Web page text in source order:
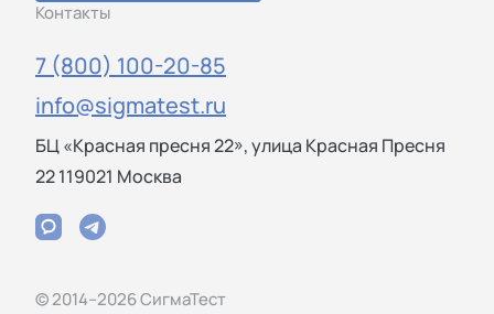
Контакты
7 (800) 100-20-85
info@sigmatest.ru
БЦ «Красная пресня 22», улица Красная Пресня
22 119021 Москва
© 2014–2026 СигмаТест